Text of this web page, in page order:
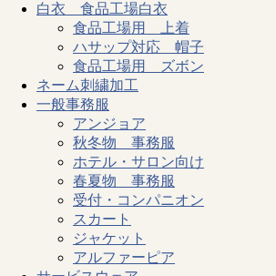
白衣 食品工場白衣
食品工場用 上着
ハサップ対応 帽子
食品工場用 ズボン
ネーム刺繍加工
一般事務服
アンジョア
秋冬物 事務服
ホテル・サロン向け
春夏物 事務服
受付・コンパニオン
スカート
ジャケット
アルファーピア